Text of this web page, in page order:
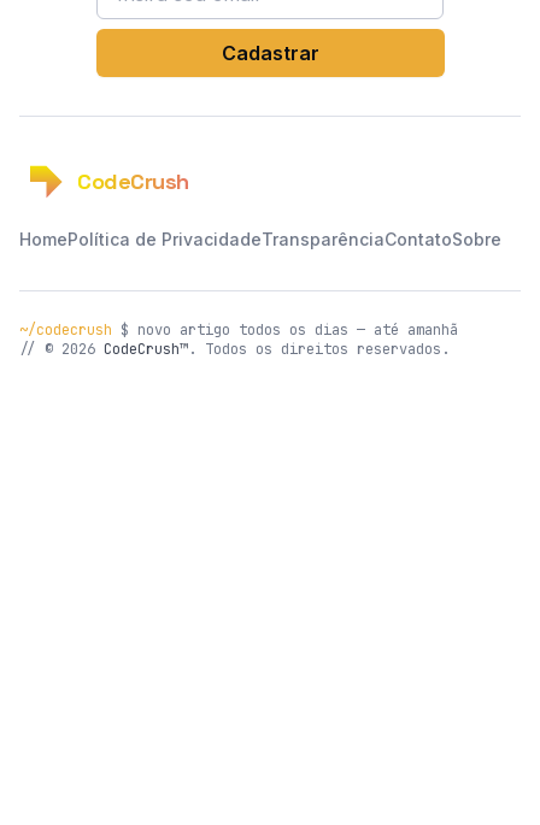
Cadastrar
CodeCrush
HomePolítica de PrivacidadeTransparênciaContatoSobre
~/codecrush $ novo artigo todos os dias — até amanhã
// © 2026 CodeCrush™. Todos os direitos reservados.